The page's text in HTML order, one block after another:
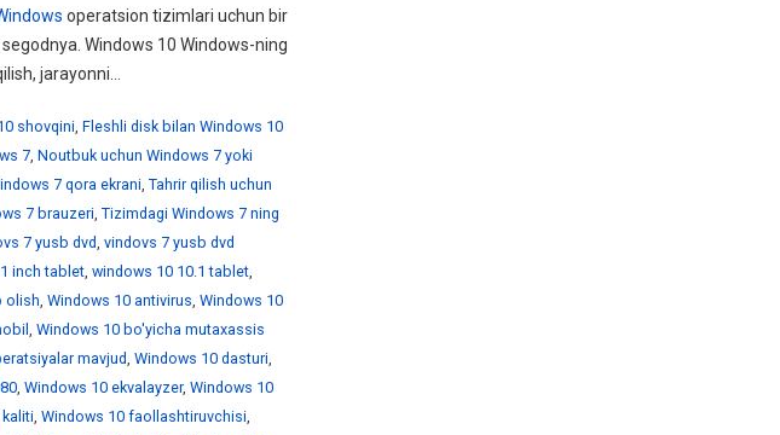
operatsion tizimlari uchun bir
Windows 10 Windows-ning
jarayonni...
shovqini, Fleshli disk bilan Windows 10
7, Noutbuk uchun Windows 7 yoki
7 qora ekrani, Tahrir qilish uchun
7 brauzeri, Tizimdagi Windows 7 ning
7 yusb dvd, vindovs 7 yusb dvd
inch tablet, windows 10 10.1 tablet,
olish, Windows 10 antivirus, Windows 10
, Windows 10 bo'yicha mutaxassis
mavjud, Windows 10 dasturi,
, Windows 10 ekvalayzer, Windows 10
, Windows 10 faollashtiruvchisi,